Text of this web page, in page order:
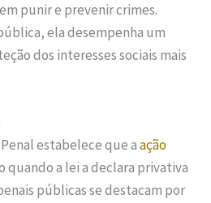
punir e prevenir crimes.
ela desempenha um
dos interesses sociais mais
estabelece que aação
quando a lei a declara privativa
públicas se destacam por